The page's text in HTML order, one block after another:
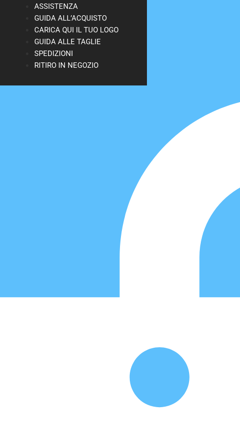
ASSISTENZA
GUIDA ALL’ACQUISTO
CARICA QUI IL TUO LOGO
GUIDA ALLE TAGLIE
SPEDIZIONI
RITIRO IN NEGOZIO